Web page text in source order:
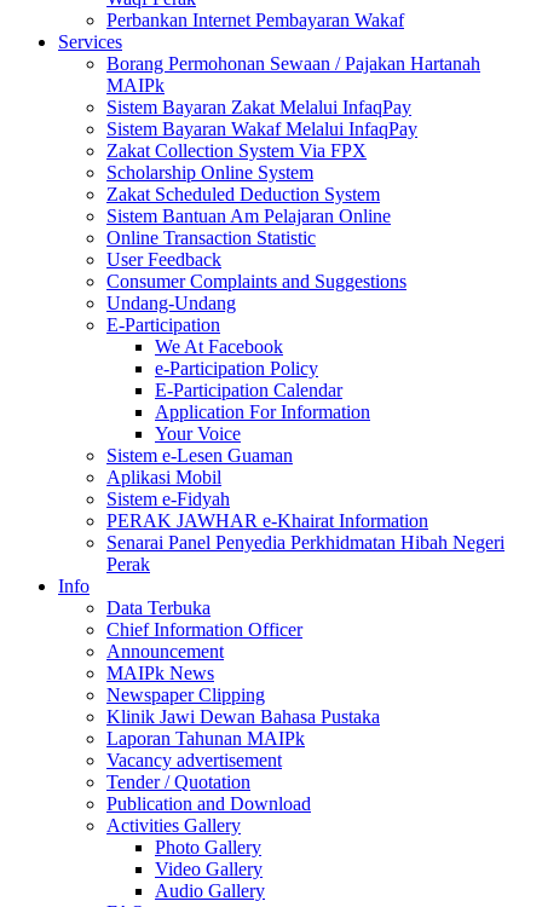
Perbankan Internet Pembayaran Wakaf
Services
Borang Permohonan Sewaan / Pajakan Hartanah
MAIPk
Sistem Bayaran Zakat Melalui InfaqPay
Sistem Bayaran Wakaf Melalui InfaqPay
Zakat Collection System Via FPX
Scholarship Online System
Zakat Scheduled Deduction System
Sistem Bantuan Am Pelajaran Online
Online Transaction Statistic
User Feedback
Consumer Complaints and Suggestions
Undang-Undang
E-Participation
We At Facebook
e-Participation Policy
E-Participation Calendar
Application For Information
Your Voice
Sistem e-Lesen Guaman
Aplikasi Mobil
Sistem e-Fidyah
PERAK JAWHAR e-Khairat Information
Senarai Panel Penyedia Perkhidmatan Hibah Negeri
Perak
Info
Data Terbuka
Chief Information Officer
Announcement
MAIPk News
Newspaper Clipping
Klinik Jawi Dewan Bahasa Pustaka
Laporan Tahunan MAIPk
Vacancy advertisement
Tender / Quotation
Publication and Download
Activities Gallery
Photo Gallery
Video Gallery
Audio Gallery